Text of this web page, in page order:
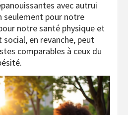
avec autrui
seulement pour notre
notre santé physique et
en revanche, peut
comparables à ceux du